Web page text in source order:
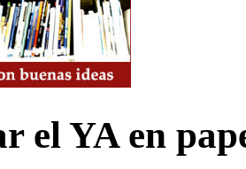
el YA en